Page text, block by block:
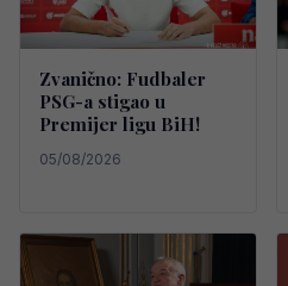
Zvanično: Fudbaler
PSG-a stigao u
Premijer ligu BiH!
05/08/2026